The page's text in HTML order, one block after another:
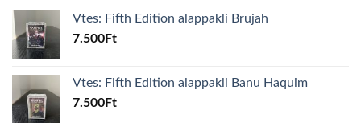
Vtes: Fifth Edition alappakli Brujah
7.500Ft
Vtes: Fifth Edition alappakli Banu Haquim
7.500Ft